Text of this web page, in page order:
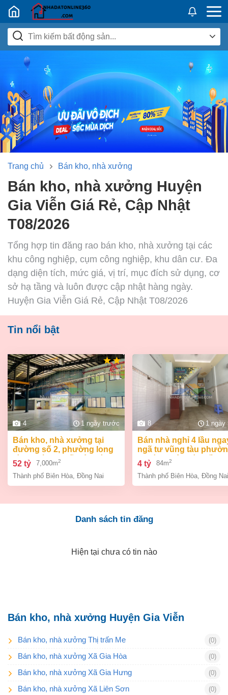
Nhadatban24h.vn
Trang chủ Bán kho, nhà xưởng
Bán kho, nhà xưởng Huyện
Gia Viễn Giá Rẻ, Cập Nhật
T08/2026
Tổng hợp tin đăng rao bán kho, nhà xưởng tại các
khu công nghiệp, cụm công nghiệp, khu dân cư. Đa
dạng diện tích, mức giá, vị trí, mục đích sử dụng, cơ
sở hạ tầng và luôn được cập nhật hàng ngày.
Huyện Gia Viễn Giá Rẻ, Cập Nhật T08/2026
Tin nổi bật
4 1 ngày trước
bán kho, nhà xưởng tại
đường số 2, phường long
bình, thành phố biên hòa,
đồng nai giá 52 tỷ
52 tỷ 7,000m2
Thành phố Biên Hòa Đồng Nai
8 1
bán nhà nghỉ 4 lầu ngay
ngã tư vũng tàu
an bình biên hòa đồng
giá chỉ 4 tỷ
4 tỷ 84m2
Thành phố Biên Hòa Đồng Nai
Danh sách tin đăng
Hiện tại chưa có tin nào
Bán kho, nhà xưởng Huyện Gia Viễn
Bán kho, nhà xưởng Thị trấn Me (0)
Bán kho, nhà xưởng Xã Gia Hòa (0)
Bán kho, nhà xưởng Xã Gia Hưng (0)
Bán kho, nhà xưởng Xã Liên Sơn (0)